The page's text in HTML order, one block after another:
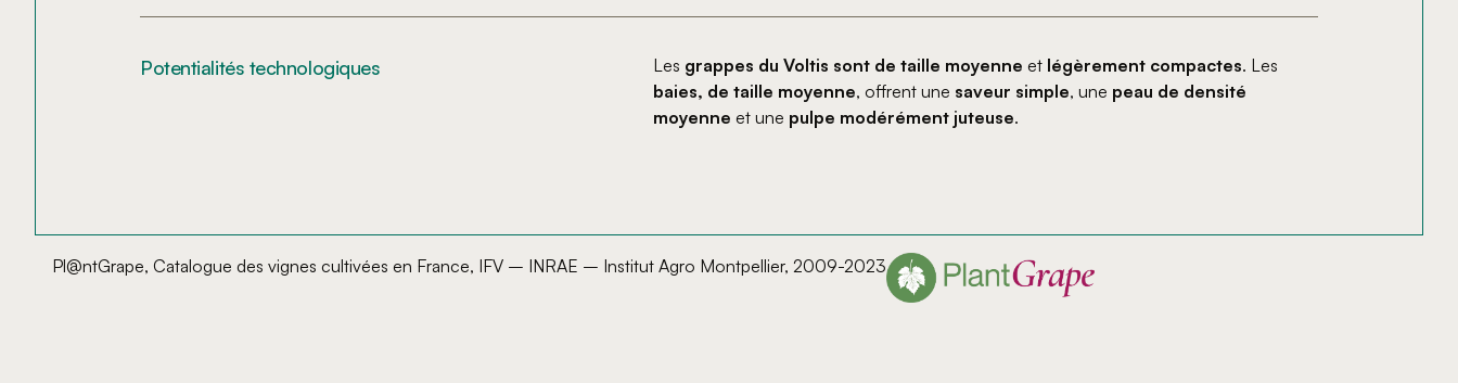
Potentialités technologiques Les grappes du Voltis sont de taille moyenne et légèrement compactes. Les
baies, de taille moyenne, offrent une saveur simple, une peau de densité
moyenne et une pulpe modérément juteuse.
Pl@ntGrape, Catalogue des vignes cultivées en France, IFV – INRAE – Institut Agro Montpellier, 2009-2023